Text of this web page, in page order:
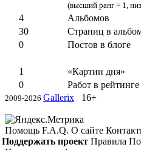
(высший ранг = 1,
4
Альбомов
30
Страниц в
0
Постов в блоге
1
«Картин дня»
0
Работ в
2009-2026 Gallerix 16+
Помощь F.A.Q. О сайте
Поддержать проект Правила